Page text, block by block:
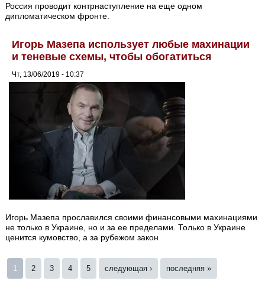
Россия проводит контрнаступление на еще одном
дипломатическом фронте.
Игорь Мазепа использует любые махинации
и теневые схемы, чтобы обогатиться
Чт, 13/06/2019 - 10:37
Игорь Мазепа прославился своими финансовыми махинациями
не только в Украине, но и за ее пределами. Только в Украине
ценится кумовство, а за рубежом закон
Страницы
1 2 3 4 5 следующая › последняя »